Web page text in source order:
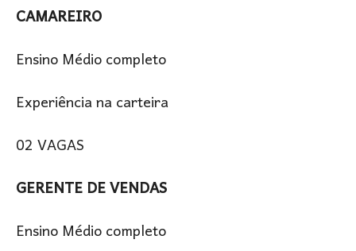
CAMAREIRO
Ensino Médio completo
Experiência na carteira
02 VAGAS
GERENTE DE VENDAS
Ensino Médio completo